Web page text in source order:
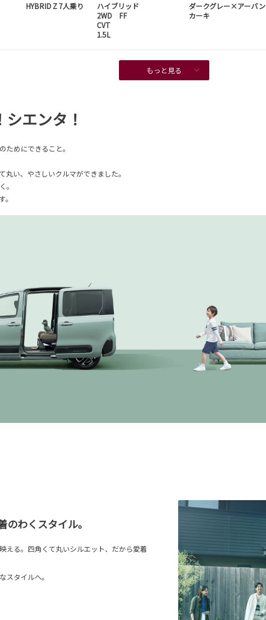
HYBRID Z 7人乗り
ハイブリッド
2WD FF
CVT
1.5L
ダークグレー×アーバン
カーキ
もっと見る
エンタ！
ためにできること。
い、やさしいクルマができました。
。
のわくスタイル。
える。四角くて丸いシルエット、だから愛着
スタイルへ。